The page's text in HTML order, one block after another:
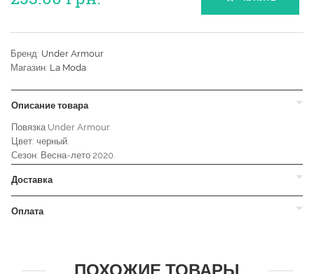
Бренд: Under Armour
Магазин: La Moda
Описание товара
Повязка Under Armour.
Цвет: черный.
Сезон: Весна-лето 2020.
Доставка
Оплата